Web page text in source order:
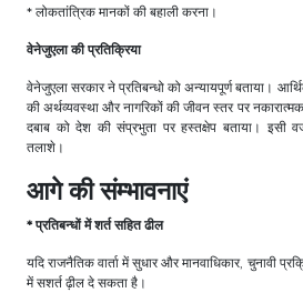
* लोकतांत्रिक मानकों की बहाली करना।
वेनेजुएला की प्रतिक्रिया
वेनेजुएला सरकार ने प्रतिबन्धो को अन्यायपूर्ण बताया।
की अर्थव्यवस्था और नागरिकों की जीवन स्तर पर
दबाब को देश की संप्रभुता पर हस्तक्षेप बताया। इसी
तलाशे।
आगे की संम्भावनाएं
* प्रतिबन्धों में शर्त सहित ढील
यदि राजनैतिक वार्ता में सुधार और मानवाधिकार, चुनावी
में सशर्त ढ़ील दे सकता है।